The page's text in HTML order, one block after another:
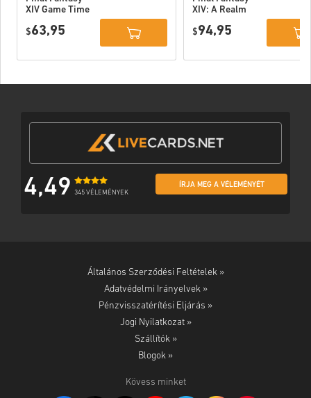
XIV Game Time
(S.ENIX) EU
$63,95
XIV: A Realm
Days (Official
$94,95
4,49 345 VÉLEMÉNYEK
ÍRJA MEG A VÉLEMÉNYÉT
Általános Szerződési Feltételek »
Adatvédelmi Irányelvek »
Pénzvisszatérítési Eljárás »
Jogi Nyilatkozat »
Szállítók »
Blogok »
Kövess minket